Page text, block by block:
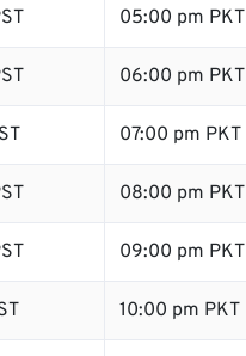
05:00 pm PKT
06:00 pm PKT
07:00 pm PKT
08:00 pm PKT
09:00 pm PKT
10:00 pm PKT